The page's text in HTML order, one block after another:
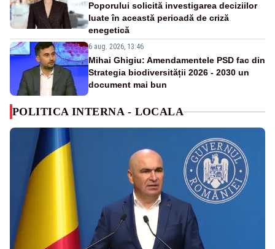
Poporului solicită investigarea deciziilor
luate în această perioadă de criză
enegetică
6 aug. 2026, 13:46
Mihai Ghigiu: Amendamentele PSD fac din
Strategia biodiversității 2026 - 2030 un
document mai bun
POLITICA INTERNA - LOCALA